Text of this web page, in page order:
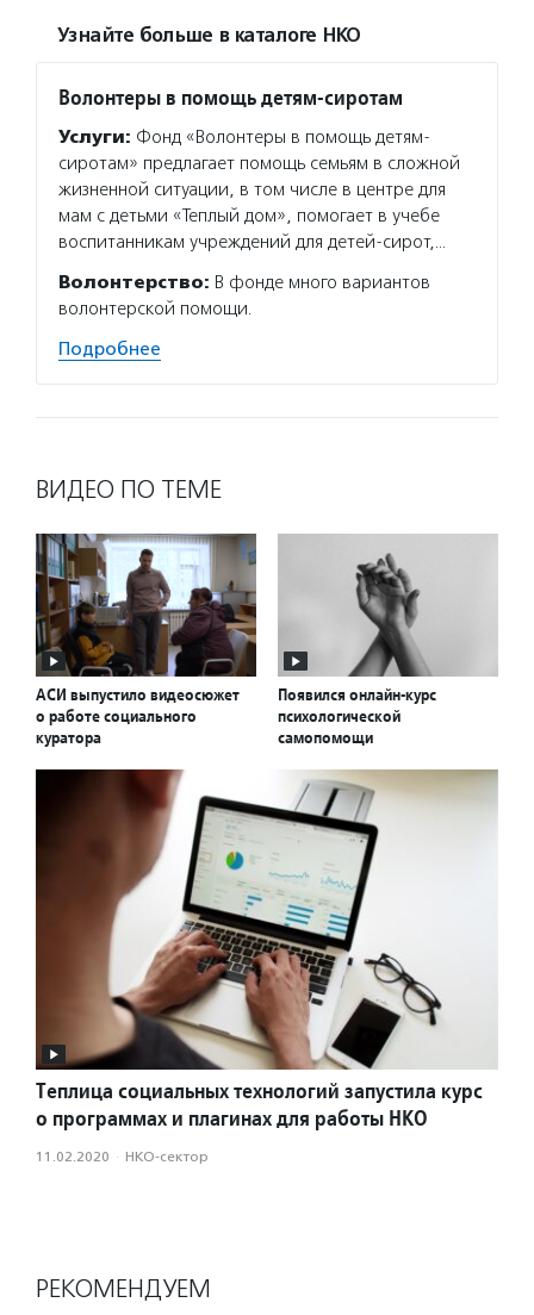
Узнайте больше в каталоге НКО
Волонтеры в помощь детям-сиротам
Услуги: Фонд «Волонтеры в помощь детям-
сиротам» предлагает помощь семьям в сложной
жизненной ситуации, в том числе в центре для
мам с детьми «Теплый дом», помогает в учебе
воспитанникам учреждений для детей-сирот,…
Волонтерство: В фонде много вариантов
волонтерской помощи.
Подробнее
ВИДЕО ПО ТЕМЕ
АСИ выпустило видеосюжет
о работе социального
куратора
Появился онлайн-курс
психологической
самопомощи
Теплица социальных технологий запустила курс
о программах и плагинах для работы НКО
11.02.2020 · НКО-сектор
РЕКОМЕНДУЕМ